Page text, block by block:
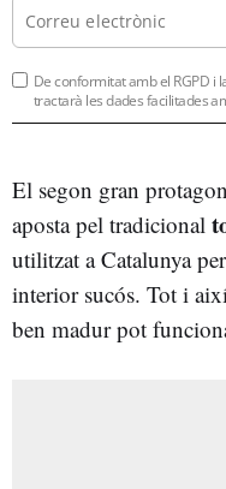
De conformitat amb el RGPD i
tractarà les dades facilitades
El segon gran
aposta pel tradicional
utilitzat a Catalunya
interior sucós. Tot i
ben madur pot